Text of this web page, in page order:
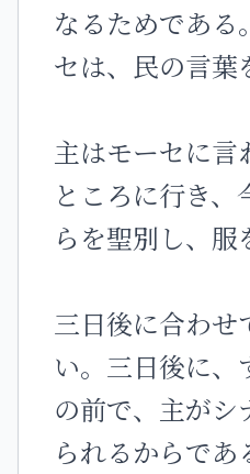
なるためである
セは、民の言葉
主はモーセに言
ところに行き
らを聖別し、服
三日後に合わせ
い。三日後に、
の前で、主がシ
られるからであ